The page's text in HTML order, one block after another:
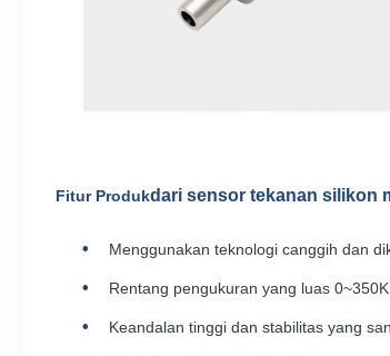
Fitur Produkdari sensor tekanan silikon
Menggunakan teknologi canggih dan
Rentang pengukuran yang luas
Keandalan tinggi dan stabilitas yang